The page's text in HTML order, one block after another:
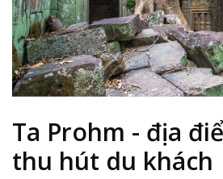
Ta Prohm - địa
thu hút du khách